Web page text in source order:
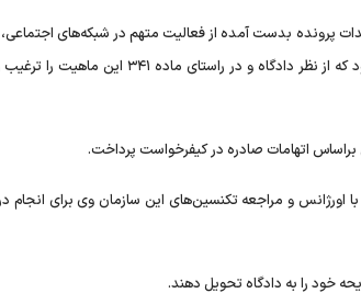
پرونده بدست آمده از فعالیت متهم در شبکه‌های اجتماعی،
و تبانی علیه امنیت ملی، تشویش اذهان عمومی و تشویق به فساد بود
براساس اتهامات صادره در کیفرخواست پرداخت.
اورژانس و مراجعه تکنسین‌های این سازمان وی برای انجام
خود را به دادگاه تحویل دهند.